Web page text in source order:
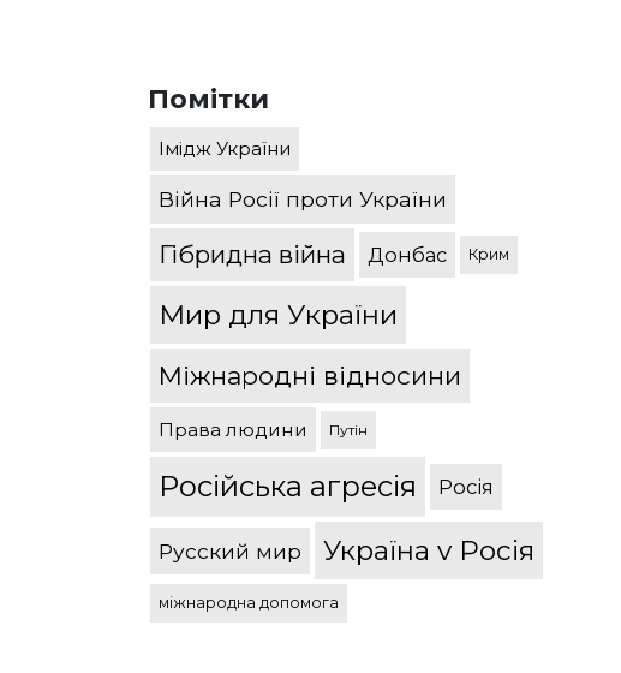
Помітки
Імідж України
Війна Росії проти України
Гібридна війна Донбас Крим
Мир для України
Міжнародні відносини
Права людини Путін
Російська агресія Росія
Русский мир Україна v Росія
міжнародна допомога